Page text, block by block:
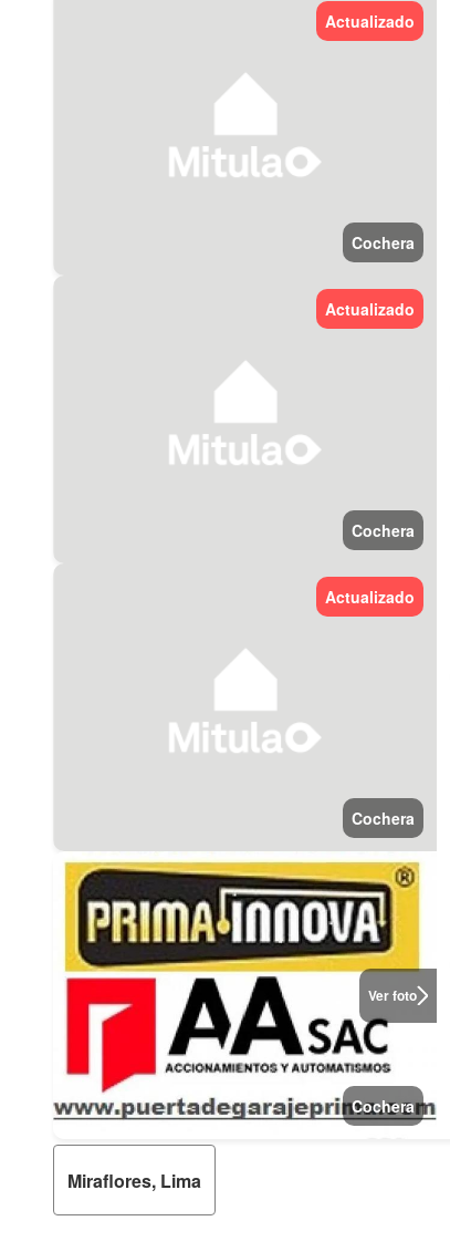
Actualizado
Cochera
Actualizado
Cochera
Actualizado
Cochera
Ver foto
Cochera
Miraflores, Lima